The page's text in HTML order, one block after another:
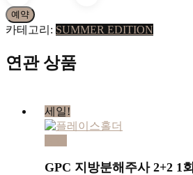
방
분
주
사
예약
카테고리: SUMMER EDITION
연관 상품
세일!
GPC 지방분해주사 2+2 1회